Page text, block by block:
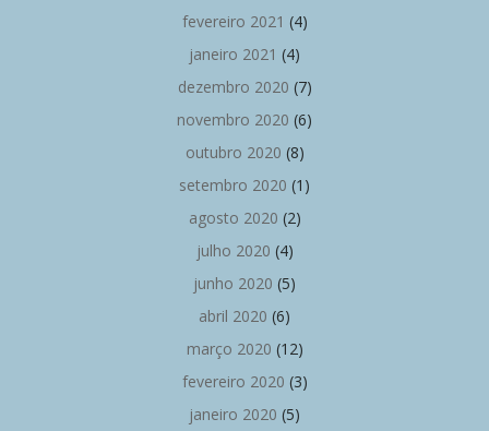
fevereiro 2021 (4)
janeiro 2021 (4)
dezembro 2020 (7)
novembro 2020 (6)
outubro 2020 (8)
setembro 2020 (1)
agosto 2020 (2)
julho 2020 (4)
junho 2020 (5)
abril 2020 (6)
março 2020 (12)
fevereiro 2020 (3)
janeiro 2020 (5)